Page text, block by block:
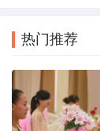
热门推荐